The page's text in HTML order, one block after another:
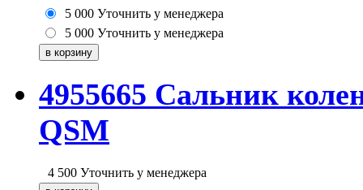
5 000 Уточнить у менеджера
5 000 Уточнить у менеджера
4955665 Сальник
QSM
4 500 Уточнить у менеджера